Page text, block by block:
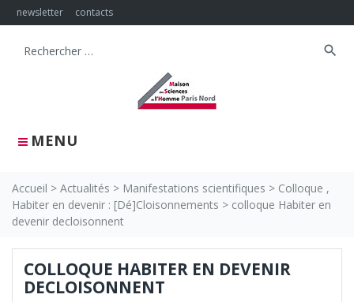
Skip
to
newsletter contacts
MENU
Search
search
Accueil > Actualités > Manifestations scientifiques > Colloque ,
Habiter en devenir : [Dé]Cloisonnements > colloque Habiter en
devenir decloisonnent
COLLOQUE HABITER EN DEVENIR
DECLOISONNENT